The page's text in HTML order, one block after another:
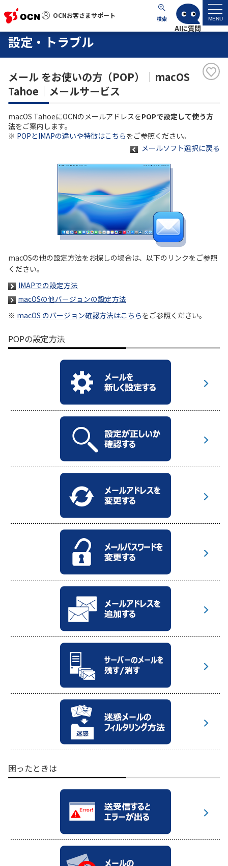
OCNお客さまサポート 検索 MENU
OCNお客さまサポート
サポートトップ
サービス名から探す
よくあるご質問
工事・故障情報
各種ダウンロード
お問い合わせ
お知らせ
NTTドコモビジネスのお客さ
まはこちら
サービス
OCN サービス一覧
設定・トラブル
メール をお使いの方（POP）｜macOS
Tahoe｜メールサービス
macOS TahoeにOCNのメールアドレスをPOPで設定して使う方
法をご案内します。
※ POPとIMAPの違いや特徴はこちらをご参照ください。
メールソフト選択に戻る
macOSの他の設定方法をお探しの場合は、以下のリンクをご参照
ください。
IMAPでの設定方法
macOSの他バージョンの設定方法
※ macOS のバージョン確認方法はこちらをご参照ください。
POPの設定方法
困ったときは